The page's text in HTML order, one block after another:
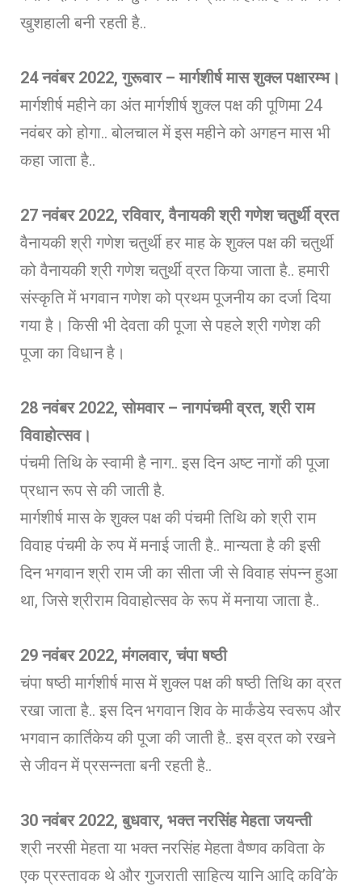
खुशहाली बनी रहती है..
24नवंबर 2022, गुरूवार – मार्गशीर्ष मास शुक्ल पक्षारम्भ।
मार्गशीर्ष महीने का अंत मार्गशीर्ष शुक्ल पक्ष की पूणिमा 24
नवंबर को होगा.. बोलचाल में इस महीने को अगहन मास भी
कहा जाता है..
27नवंबर 2022, रविवार, वैनायकी श्री गणेश चतुर्थी व्रत
वैनायकी श्री गणेश चतुर्थी हर माह के शुक्ल पक्ष की चतुर्थी
को वैनायकी श्री गणेश चतुर्थी व्रत किया जाता है.. हमारी
संस्कृति में भगवान गणेश को प्रथम पूजनीय का दर्जा दिया
गया है। किसी भी देवता की पूजा से पहले श्री गणेश की
पूजा का विधान है।
28नवंबर 2022, सोमवार – नागपंचमी व्रत, श्री राम
विवाहोत्सव।
पंचमी तिथि के स्वामी है नाग.. इस दिन अष्ट नागों की पूजा
प्रधान रूप से की जाती है.
मार्गशीर्ष मास के शुक्ल पक्ष की पंचमी तिथि को श्री राम
विवाह पंचमी के रुप में मनाई जाती है.. मान्यता है की इसी
दिन भगवान श्री राम जी का सीता जी से विवाह संपन्न हुआ
था, जिसे श्रीराम विवाहोत्सव के रूप में मनाया जाता है..
29नवंबर 2022, मंगलवार, चंपा षष्ठी
चंपा षष्ठी मार्गशीर्ष मास में शुक्ल पक्ष की षष्ठी तिथि का व्रत
रखा जाता है.. इस दिन भगवान शिव के मार्कंडेय स्वरूप और
भगवान कार्तिकेय की पूजा की जाती है.. इस व्रत को रखने
से जीवन में प्रसन्नता बनी रहती है..
30नवंबर 2022, बुधवार, भक्त नरसिंह मेहता जयन्ती
श्री नरसी मेहता या भक्त नरसिंह मेहता वैष्णव कविता के
एक प्रस्तावक थे और गुजराती साहित्य यानि आदि कवि’के